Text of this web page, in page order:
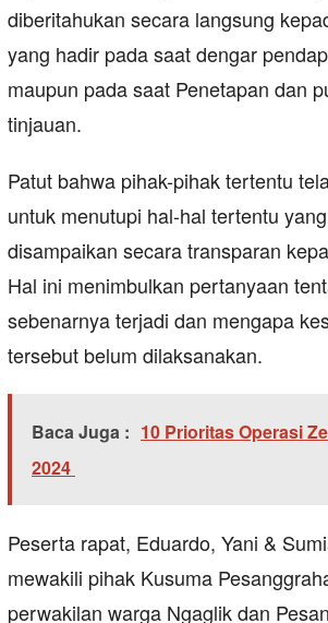
diberitahukan secara langsung
yang hadir pada saat dengar
maupun pada saat Penetapan dan
tinjauan.
Patut bahwa pihak-pihak tertentu
untuk menutupi hal-hal tertentu
disampaikan secara transparan
Hal ini menimbulkan pertanyaan
sebenarnya terjadi dan mengapa
tersebut belum dilaksanakan.
Baca Juga : 10 Prioritas Operasi
2024
Peserta rapat, Eduardo, Yani &
mewakili pihak Kusuma
perwakilan warga Ngaglik dan